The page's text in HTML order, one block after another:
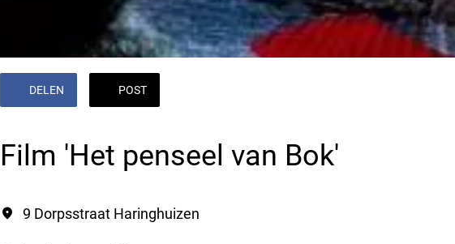
DELEN POST
Film 'Het penseel van Bok'
9 Dorpsstraat Haringhuizen